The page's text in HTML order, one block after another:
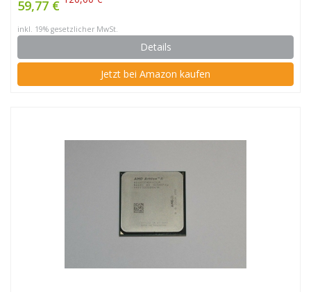
59,77 €
inkl. 19% gesetzlicher MwSt.
Details
Jetzt bei Amazon kaufen